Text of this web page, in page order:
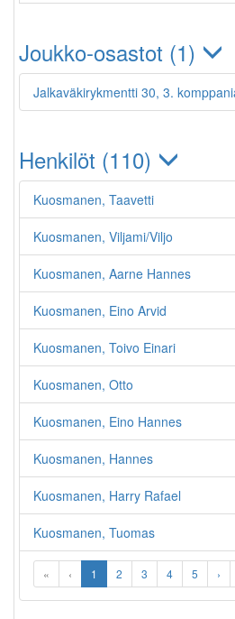
Joukko-osastot (1)
Jalkaväkirykmentti 30, 3.
Henkilöt (110)
Kuosmanen, Taavetti
Kuosmanen, Viljami/Viljo
Kuosmanen, Aarne Hannes
Kuosmanen, Eino Arvid
Kuosmanen, Toivo Einari
Kuosmanen, Otto
Kuosmanen, Eino Hannes
Kuosmanen, Hannes
Kuosmanen, Harry Rafael
Kuosmanen, Tuomas
« ‹ 1 2 3 4 5 ›